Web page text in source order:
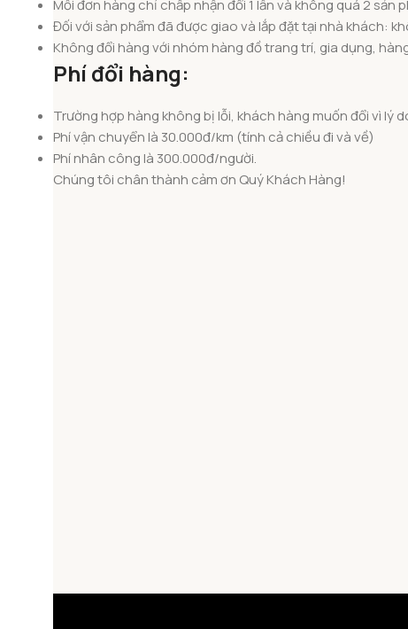
Mỗi đơn hàng chỉ chấp nhận đổi 1 lần và không quá 2 sản
Đối với sản phẩm đã được giao và lắp đặt tại nhà khách:
Không đổi hàng với nhóm hàng đồ trang trí, gia dụng,
Phí đổi hàng:
Trường hợp hàng không bị lỗi, khách hàng muốn đổi vì lý
Phí vận chuyển là 30.000đ/km (tính cả chiều đi và về)
Phí nhân công là 300.000đ/người.
Chúng tôi chân thành cảm ơn Quý Khách Hàng!